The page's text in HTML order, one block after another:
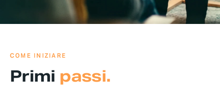
COME INIZIARE
Primi passi.